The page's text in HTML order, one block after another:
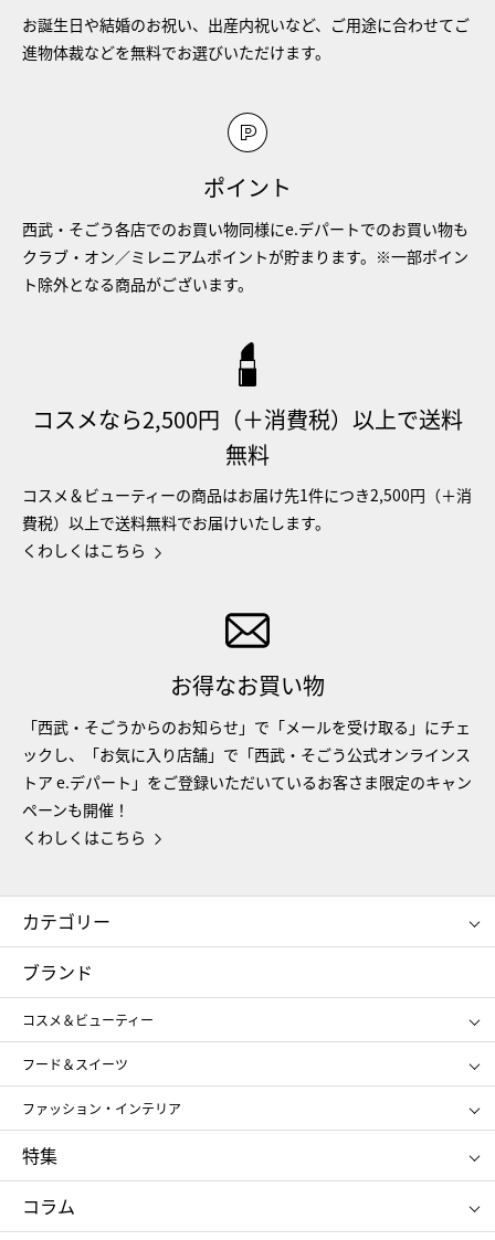
お誕生日や結婚のお祝い、出産内祝いなど、ご用途に合わせてご
進物体裁などを無料でお選びいただけます。
ポイント
西武・そごう各店でのお買い物同様にe.デパートでのお買い物も
クラブ・オン／ミレニアムポイントが貯まります。※一部ポイン
ト除外となる商品がございます。
コスメなら2,500円（＋消費税）以上で送料
無料
コスメ＆ビューティーの商品はお届け先1件につき2,500円（＋消
費税）以上で送料無料でお届けいたします。
くわしくはこちら
お得なお買い物
「西武・そごうからのお知らせ」で「メールを受け取る」にチェ
ックし、「お気に入り店舗」で「西武・そごう公式オンラインス
トア e.デパート」をご登録いただいているお客さま限定のキャン
ペーンも開催！
くわしくはこちら
カテゴリー
コスメ＆ビューティー
ギフト
レディース
メンズ
スポーツ・アウトドア
お中元
お歳暮
ブランド
コスメ＆ビューティー
SHISEIDO
ポール&ジョー ボーテ
ジルスチュアート
NARS
RMK
クリニーク
SK-Ⅱ
フード＆スイーツ
アンリ・シャルパンティエ
ゴディバ
新宿高野
たねや
ねんりん家
ファッション・インテリア
ポロ ラルフ ローレン
タケオ キクチ
ママ＆キッズ
シュタイフ
特集
お中元
ひな人形
五月人形
コラム